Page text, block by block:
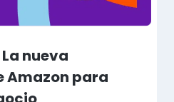
nueva
Amazon para